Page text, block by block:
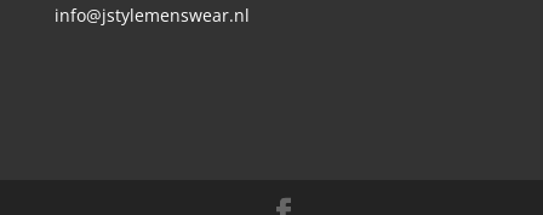
info@jstylemenswear.nl